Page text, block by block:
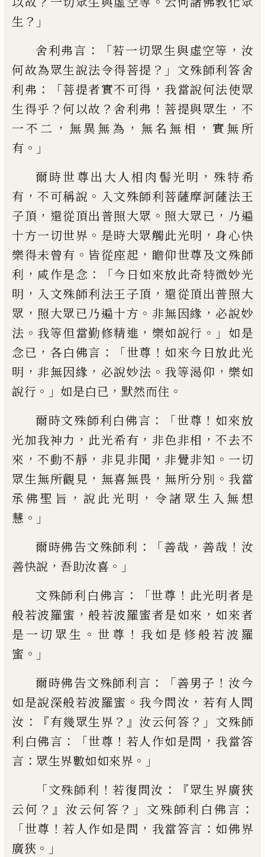
生 ？」
舍利弗言 ：「若一切眾生與虛空等 ， 汝
何故為眾生說法令得菩提 ？」 文殊師利答舍
利弗 ：「菩提者實不可得 ， 我當說何法使眾
生得乎 ？何以故 ？ 舍利弗 ！ 菩提與眾生 ， 不
一不二 ， 無異無為 ， 無名無相 ， 實無所
有 。」
爾時世尊出大人相肉髻光明 ， 殊特希
有 ，不可稱說 。 入文殊師利菩薩摩訶薩法王
子頂 ， 還從頂出普照大眾 。 照大眾已 ， 乃遍
十方一切世界 。 是時大眾觸此光明 ， 身心快
樂得未曾有 。 皆從座起 ， 瞻仰世尊及文殊師
利 ， 咸作是念 ：「今日如來放此奇特微妙光
明 ， 入文殊師利法王子頂 ， 還從頂出普照大
眾 ， 照大眾已乃遍十方 。 非無因緣 ， 必說妙
法 。 我等但當勤修精進 ， 樂如說行 。」 如是
念已 ， 各白佛言 ：「世尊 ！ 如來今日放此光
明 ， 非無因緣 ， 必說妙法 。 我等渴仰 ， 樂如
說行 。」 如是白已 ， 默然而住 。
爾時文殊師利白佛言 ：「世尊 ！ 如來放
光加我神力 ， 此光希有 ， 非色非相 ，不去不
來 ，不動不靜 ， 非見非聞 ， 非覺非知 。 一切
眾生無所觀 見 ， 無喜無畏 ， 無所分別 。 我當
承佛聖旨 ，說此光明 ，令諸眾生入無 想
慧 。」
爾時佛告文殊師利 ：「善哉 ， 善哉 ！ 汝
善快說 ， 吾助汝喜 。」
文殊師利白佛言 ：「世尊 ！ 此光明者是
般若波羅蜜 ， 般若波羅蜜者是如來 ， 如來者
是一切眾生 。 世尊 ！ 我如是修般若波羅
蜜 。」
爾時佛告文殊師利言 ：「善男子 ！ 汝今
如是說深般若波羅蜜 。 我今問汝 ， 若有人問
汝 ：『有幾眾生界 ？』 汝云何答 ？」 文殊師
利白佛言 ：「世尊 ！ 若人作如是問 ， 我當答
言 ： 眾生界數如如來界 。」
「文殊師利 ！若復問汝 ：『眾生界廣狹
云何 ？』 汝云何答 ？」 文殊師利白佛言 ：
「世尊 ！若人作如是問 ， 我當答言 ： 如佛界
廣狹 。」